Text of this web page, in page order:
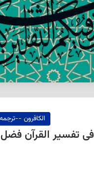
الکافرون --
تفسیر القرآن فضل